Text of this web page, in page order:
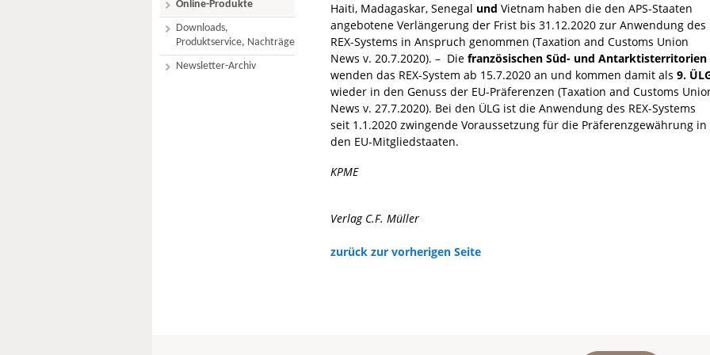
Online-Produkte
Downloads,
Produktservice, Nachträge
Newsletter-Archiv
Haiti, Madagaskar, Senegal und Vietnam haben die den APS-Staaten
angebotene Verlängerung der Frist bis 31.12.2020 zur Anwendung des
REX-Systems in Anspruch genommen (Taxation and Customs Union
News v. 20.7.2020). – Die französischen Süd- und Antarktisterritorien
wenden das REX-System ab 15.7.2020 an und kommen damit als 9.
wieder in den Genuss der EU-Präferenzen (Taxation and Customs
News v. 27.7.2020). Bei den ÜLG ist die Anwendung des REX-Systems
seit 1.1.2020 zwingende Voraussetzung für die Präferenzgewährung in
den EU-Mitgliedstaaten.
KPME
Verlag C.F. Müller
zurück zur vorherigen Seite